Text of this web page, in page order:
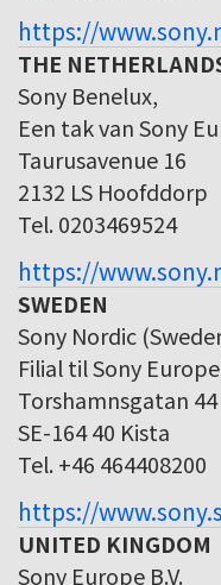
https://
THE
Sony Benelux,
Een tak van Sony
Taurusavenue 16
2132 LS Hoofddorp
Tel. 0203469524
https://
SWEDEN
Sony Nordic
Filial til Sony Europe
Torshamnsgatan 44
SE-164 40 Kista
Tel. +46 464408200
https://
UNITED KINGDOM
Sony Europe B.V.